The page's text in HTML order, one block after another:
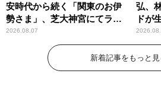
安時代から続く「関東のお伊
勢さま」、芝大神宮にてラン
パンプスが合格祈願！
2026.08.07
弘、
ドが
ー昼
新着記事をもっと見